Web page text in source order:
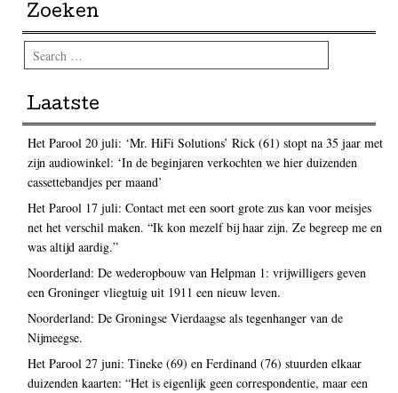
Zoeken
Search
Laatste
Het Parool 20 juli: ‘Mr. HiFi Solutions’ Rick (61) stopt na 35 jaar met
zijn audiowinkel: ‘In de beginjaren verkochten we hier duizenden
cassettebandjes per maand’
Het Parool 17 juli: Contact met een soort grote zus kan voor meisjes
net het verschil maken. “Ik kon mezelf bij haar zijn. Ze begreep me en
was altijd aardig.”
Noorderland: De wederopbouw van Helpman 1: vrijwilligers geven
een Groninger vliegtuig uit 1911 een nieuw leven.
Noorderland: De Groningse Vierdaagse als tegenhanger van de
Nijmeegse.
Het Parool 27 juni: Tineke (69) en Ferdinand (76) stuurden elkaar
duizenden kaarten: “Het is eigenlijk geen correspondentie, maar een